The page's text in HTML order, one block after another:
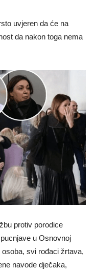
uvjeren da će na
da nakon toga nema
protiv porodice
u Osnovnoj
osoba, svi rođaci žrtava,
navode dječaka,